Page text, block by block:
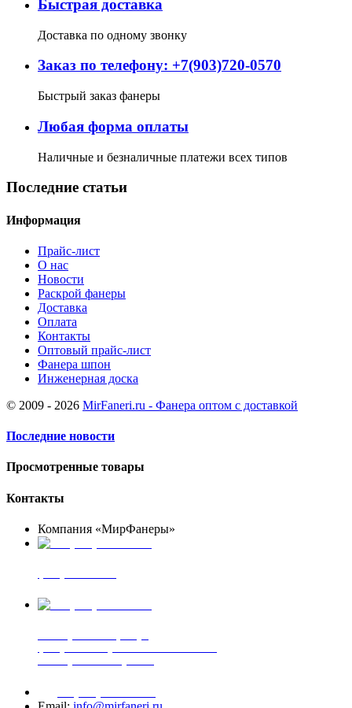
Быстрая доставка
Доставка по одному звонку
Заказ по телефону: +7(903)720-0570
Быстрый заказ фанеры
Любая форма оплаты
Наличные и безналичные платежи всех типов
Последние статьи
Информация
Прайс-лист
О нас
Новости
Раскрой фанеры
Доставка
Оплата
Контакты
Оптовый прайс-лист
Фанера шпон
Инженерная доска
© 2009 - 2026 MirFaneri.ru - Фанера оптом с доставкой
Последние новости
Просмотренные товары
Контакты
Компания «МирФанеры»